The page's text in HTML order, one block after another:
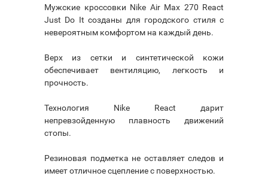
Мужские кроссовки Nike Air Max 270 React
Just Do It созданы для городского стиля с
невероятным комфортом на каждый день.
Верх из сетки и синтетической кожи
обеспечивает вентиляцию, легкость и
прочность.
Технология Nike React дарит
непревзойденную плавность движений
стопы.
Резиновая подметка не оставляет следов и
имеет отличное сцепление с поверхностью.